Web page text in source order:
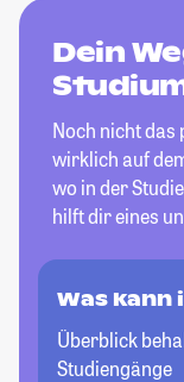
Dein
Noch nicht das
wirklich auf
wo in der
hilft dir eines
Was kann
Überblick
Studiengänge